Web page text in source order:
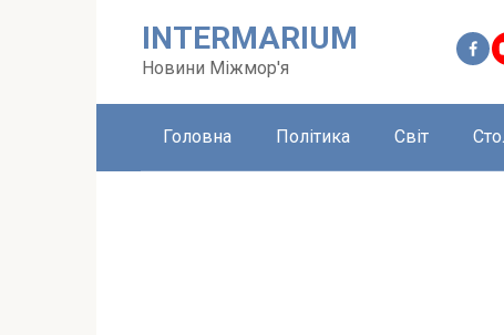
INTERMARIUM
Новини Міжмор'я
Головна Політика Світ